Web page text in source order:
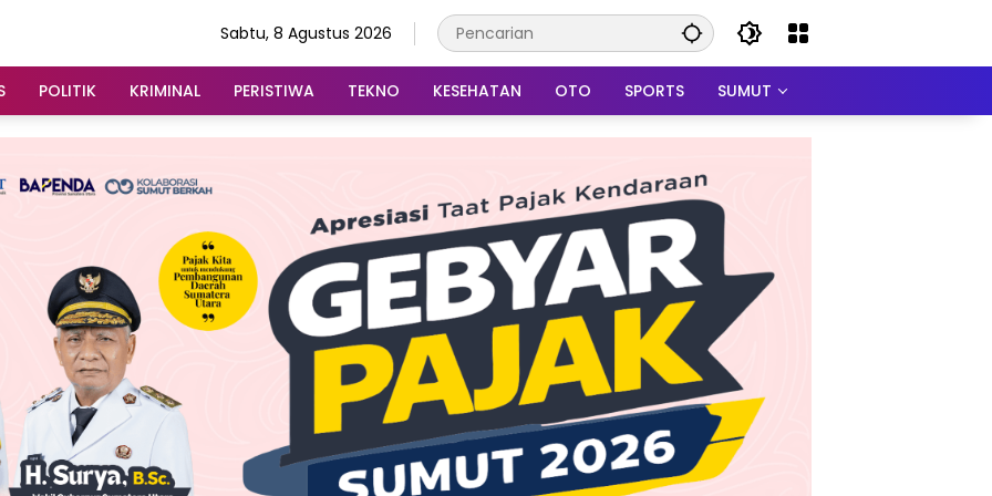
Sabtu, 8 Agustus 2026
POLITIK KRIMINAL PERISTIWA TEKNO KESEHATAN OTO SPORTS SUMUT